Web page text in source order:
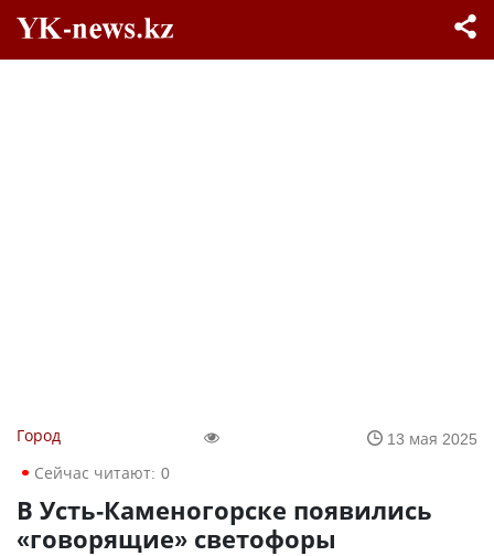
Город
13 мая 2025
Сейчас читают: 0
В Усть-Каменогорске появились
«говорящие» светофоры